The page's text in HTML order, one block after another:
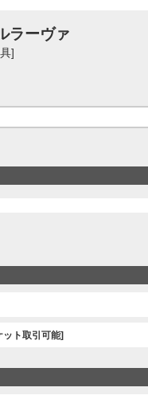
ラーヴァ
]
ット取引可能]